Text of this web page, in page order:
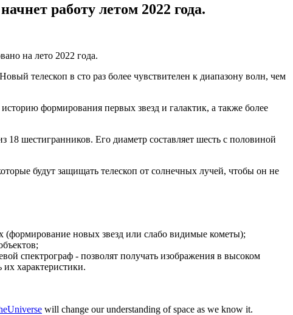
работу летом 2022 года.
на лето 2022 года.
телескоп в сто раз более чувствителен к диапазону волн, чем
формирования первых звезд и галактик, а также более
18 шестигранников. Его диаметр составляет шесть с половиной
будут защищать телескоп от солнечных лучей, чтобы он не
(формирование новых звезд или слабо видимые кометы);
спектрограф - позволят получать изображения в высоком
характеристики.
will change our understanding of space as we know it.